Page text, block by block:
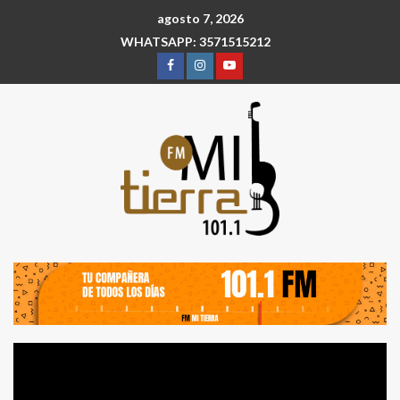
agosto 7, 2026
WHATSAPP: 3571515212